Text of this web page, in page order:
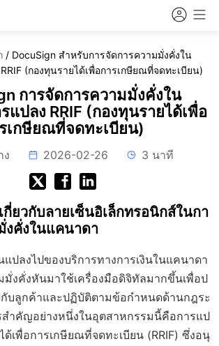
/ DocuSign สำหรับการจัดการความมั่งคั่งใน
(กองทุนรายได้เพื่อการเกษียณที่จดทะเบียน)
การจัดการความมั่งคั่งใน
แปลง RRIF (กองทุนรายได้เพื่อ
เกษียณที่จดทะเบียน)
ง 2026-02-26 3 นาที
กี่ยวกับลายเซ็นอิเล็กทรอนิกส์ในกา
งคั่งในแคนาดา
ปลงไปของบริการทางการเงินในแคนาดา
งคั่งหันมาใช้เครื่องมือดิจิทัลมากขึ้นเพื่อป
กับลูกค้าและปฏิบัติตามข้อกำหนดด้านกฎระ
สำคัญอย่างหนึ่งในอุตสาหกรรมนี้คือการแป
ด้เพื่อการเกษียณที่จดทะเบียน (RRIF) ซึ่งอนุ